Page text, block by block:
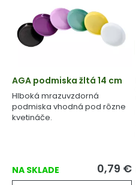
AGA podmiska žltá 14 cm
Hlboká mrazuvzdorná
podmiska vhodná pod rôzne
kvetináče.
NA SKLADE 0,79 €